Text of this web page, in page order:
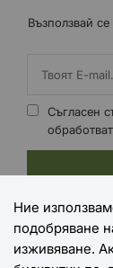
Възползвай
Съгласен
Ние
подобряване
изживяване.